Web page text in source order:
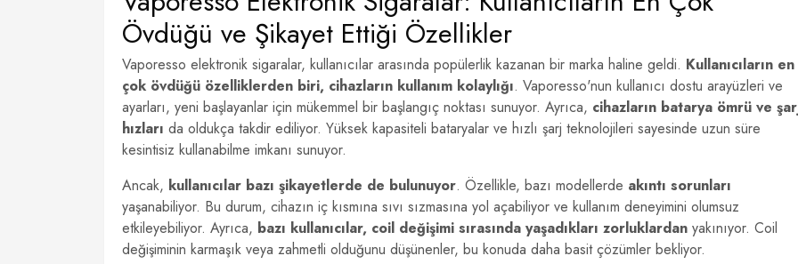
Övdüğü ve Şikayet Ettiği Özellikler
Vaporesso elektronik sigaralar, kullanıcılar arasında popülerlik kazanan bir marka haline geldi. Kullanıcıların en
çok övdüğü özelliklerden biri, cihazların kullanım kolaylığı. Vaporesso'nun kullanıcı dostu arayüzleri ve
ayarları, yeni başlayanlar için mükemmel bir başlangıç noktası sunuyor. Ayrıca, cihazların batarya ömrü ve
hızları da oldukça takdir ediliyor. Yüksek kapasiteli bataryalar ve hızlı şarj teknolojileri sayesinde uzun süre
kesintisiz kullanabilme imkanı sunuyor.
Ancak, kullanıcılar bazı şikayetlerde de bulunuyor. Özellikle, bazı modellerde akıntı sorunları
yaşanabiliyor. Bu durum, cihazın iç kısmına sıvı sızmasına yol açabiliyor ve kullanım deneyimini olumsuz
etkileyebiliyor. Ayrıca, bazı kullanıcılar, coil değişimi sırasında yaşadıkları zorluklardan yakınıyor. Coil
değişiminin karmaşık veya zahmetli olduğunu düşünenler, bu konuda daha basit çözümler bekliyor.